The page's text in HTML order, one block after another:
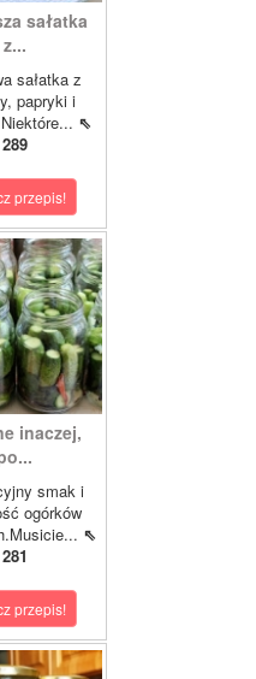
sałatka
z...
sałatka z
papryki i
⇖
289
przepis!
inaczej,
smak i
ogórków
⇖
281
przepis!